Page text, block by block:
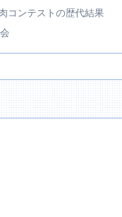
コンテストの歴代結果